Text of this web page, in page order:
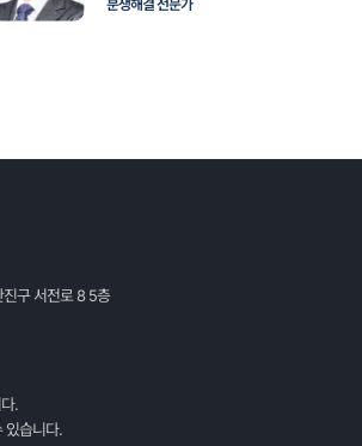
분쟁해결 전문가
구 서전로 8 5층
.
있습니다.